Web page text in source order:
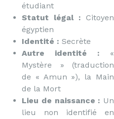
étudiant
Statut légal : Citoyen
égyptien
Identité : Secrète
Autre identité : «
Mystère » (traduction
de « Amun »), la Main
de la Mort
Lieu de naissance : Un
lieu non identifié en